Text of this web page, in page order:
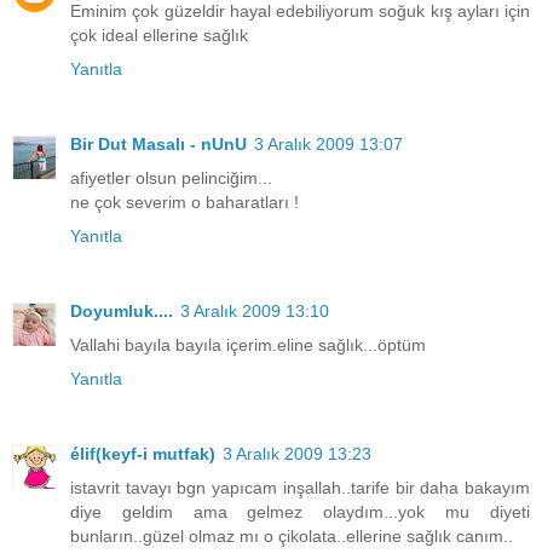
Eminim çok güzeldir hayal edebiliyorum soğuk kış ayları için
çok ideal ellerine sağlık
Yanıtla
Bir Dut Masalı - nUnU 3 Aralık 2009 13:07
afiyetler olsun pelinciğim...
ne çok severim o baharatları !
Yanıtla
Doyumluk.... 3 Aralık 2009 13:10
Vallahi bayıla bayıla içerim.eline sağlık...öptüm
Yanıtla
élif(keyf-i mutfak) 3 Aralık 2009 13:23
istavrit tavayı bgn yapıcam inşallah..tarife bir daha bakayım
diye geldim ama gelmez olaydım...yok mu diyeti
bunların..güzel olmaz mı o çikolata..ellerine sağlık canım..